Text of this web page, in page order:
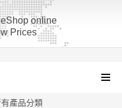
eShop online
Prices
產品分類